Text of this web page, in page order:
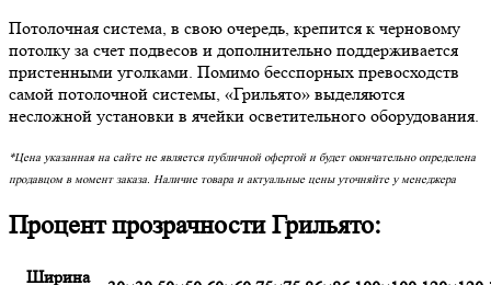
Потолочная система, в свою очередь, крепится к черновому
потолку за счет подвесов и дополнительно поддерживается
пристенными уголками. Помимо бесспорных превосходств
самой потолочной системы, «Грильято» выделяются
несложной установки в ячейки осветительного оборудования.
*Цена указанная на сайте не является публичной офертой и будет окончательно определена
продавцом в момент заказа. Наличие товара и актуальные цены уточняйте у менеджера
Процент прозрачности Грильято:
Ширина